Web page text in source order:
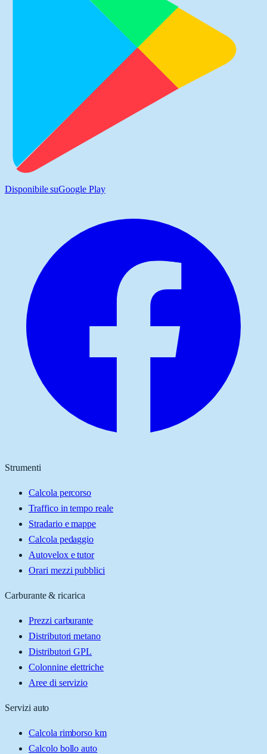
Disponibile suGoogle Play
Strumenti
Calcola percorso
Traffico in tempo reale
Stradario e mappe
Calcola pedaggio
Autovelox e tutor
Orari mezzi pubblici
Carburante & ricarica
Prezzi carburante
Distributori metano
Distributori GPL
Colonnine elettriche
Aree di servizio
Servizi auto
Calcola rimborso km
Calcolo bollo auto